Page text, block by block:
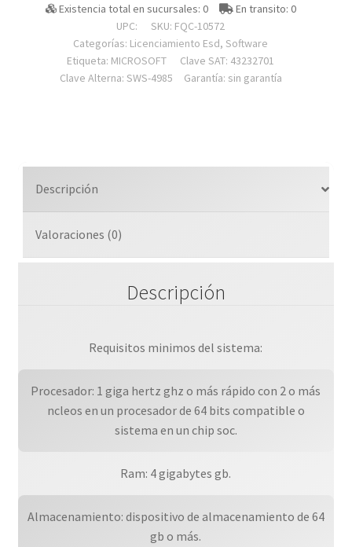
Windows
11
Pro
64
Uso
Descarga
Digital
Existencia total en sucursales: 0
En transito: 0
UPC:
SKU: FQC-10572
Categorías: Licenciamiento Esd, Software
Etiqueta: MICROSOFT
Clave SAT: 43232701
Clave Alterna: SWS-4985
Garantía: sin garantía
Descripción
Valoraciones (0)
Descripción
Requisitos minimos del sistema:
Procesador: 1 giga hertz ghz o más rápido con 2 o más
ncleos en un procesador de 64 bits compatible o
sistema en un chip soc.
Ram: 4 gigabytes gb.
Almacenamiento: dispositivo de almacenamiento de 64
gb o más.